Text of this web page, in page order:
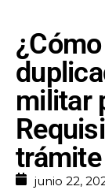
militar
trámite
junio 22,